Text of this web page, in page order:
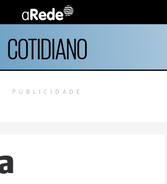
COTIDIANO
PUBLICIDADE